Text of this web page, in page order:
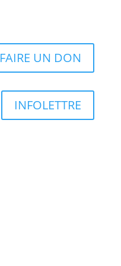
FAIRE UN DON
INFOLETTRE